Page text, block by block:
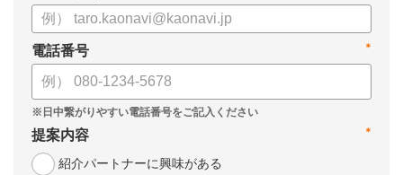
*
電話番号
*
提案内容
紹介パートナーに興味がある